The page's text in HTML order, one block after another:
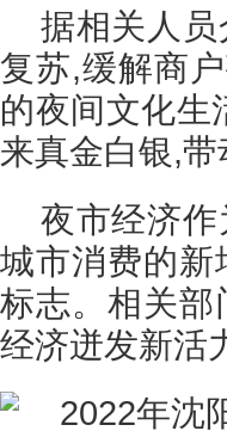
据相关人
复苏,缓解商
的夜间文化生
来真金白银,
夜市经济
城市消费的新
标志。相关部
经济迸发新活